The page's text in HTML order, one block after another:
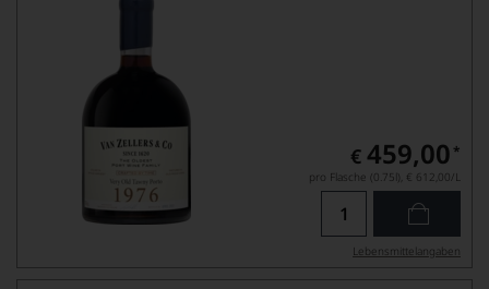
€ 459,00 *
pro Flasche (0.75l), € 612,00/L
Lebensmittel­angaben